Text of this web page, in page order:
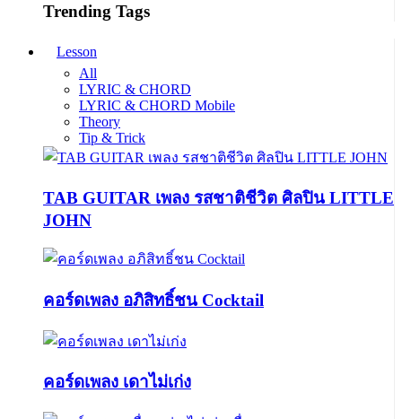
Trending Tags
Lesson
All
LYRIC & CHORD
LYRIC & CHORD Mobile
Theory
Tip & Trick
TAB GUITAR เพลง รสชาติชีวิต ศิลปิน LITTLE
JOHN
คอร์ดเพลง อภิสิทธิ์ชน Cocktail
คอร์ดเพลง เดาไม่เก่ง